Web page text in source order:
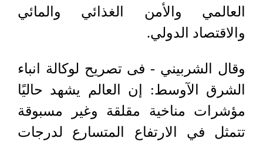
العالمي والأمن الغذائي والمائي
والاقتصاد الدولي.
وقال الشربيني - فى تصريح لوكالة انباء
الشرق الآوسط: إن العالم يشهد حاليًا
مؤشرات مناخية مقلقة وغير مسبوقة
تتمثل في الارتفاع المتسارع لدرجات